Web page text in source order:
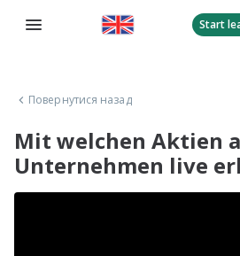
Start
Повернутися назад
Mit welchen Aktien
Unternehmen live